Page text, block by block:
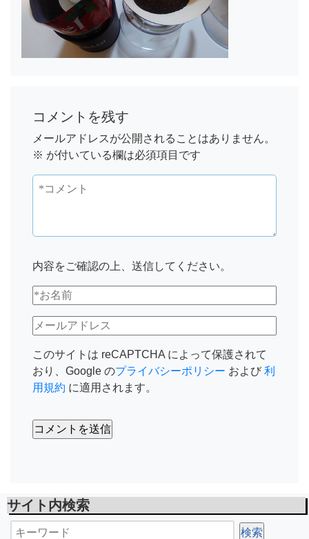
コメントを残す
メールアドレスが公開されることはありません。
※ が付いている欄は必須項目です
内容をご確認の上、送信してください。
このサイトは reCAPTCHA によって保護されて
おり、Google のプライバシーポリシー および 利
用規約 に適用されます。
サイト内検索